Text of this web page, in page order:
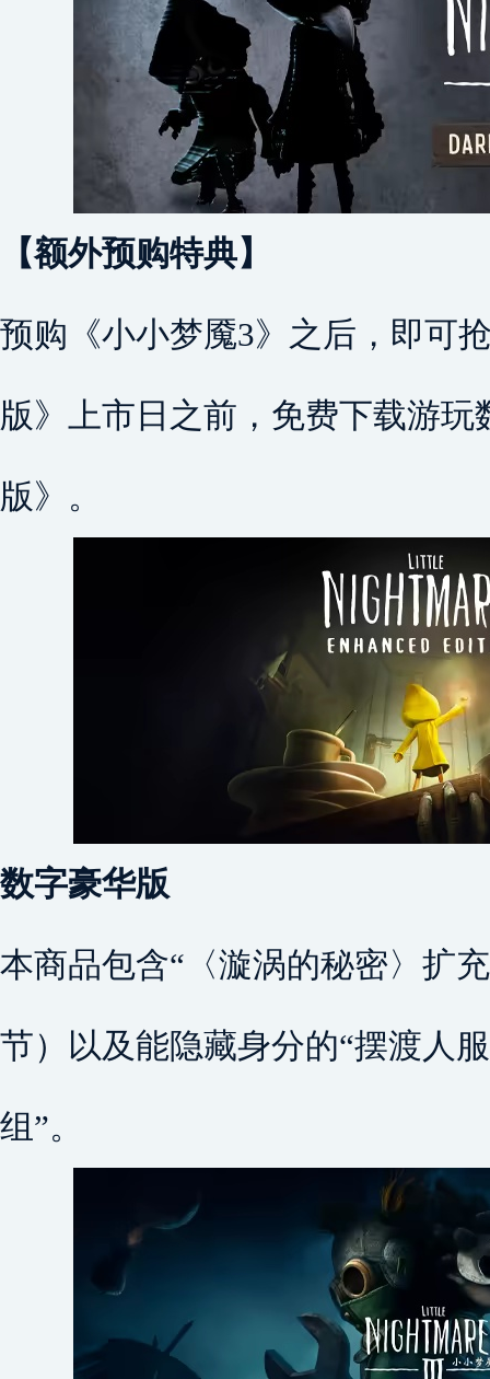
【额外预购特典】
预购《小小梦魇3》之后，即可
版》上市日之前，免费下载游
版》。
数字豪华版
本商品包含“〈漩涡的秘密〉扩
节）以及能隐藏身分的“摆渡人
组”。